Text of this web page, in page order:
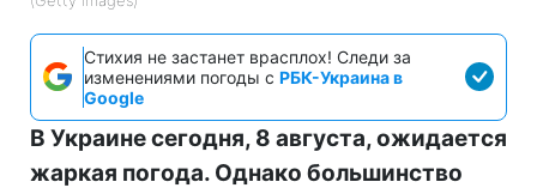
Стихия не застанет врасплох! Следи за
изменениями погоды с РБК-Украина в
Google
В Украине сегодня, 8 августа, ожидается
жаркая погода. Однако большинство